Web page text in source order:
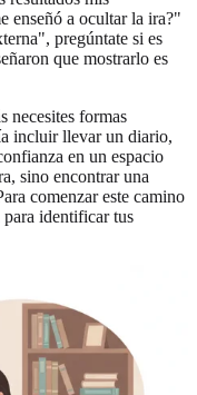
enseñó a ocultar la ira?"
pregúntate si es
que mostrarlo es
necesites formas
incluir llevar un diario,
en un espacio
sino encontrar una
comenzar este camino
para identificar tus